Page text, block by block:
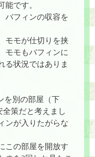
能です。
バフィンの収容を
モモが仕切りを挟
モモもバフィンに
る状況ではありま
を別の部屋（下
全策だと考えまし
ンが入りたがらな
この部屋を開放す